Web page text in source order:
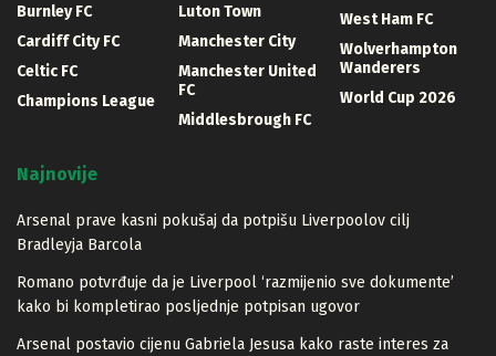
Burnley FC
Cardiff City FC
Celtic FC
Champions League
Luton Town
Manchester City
Manchester United
FC
Middlesbrough FC
West Ham FC
Wolverhampton
Wanderers
World Cup 2026
Najnovije
Arsenal prave kasni pokušaj da potpišu Liverpoolov cilj
Bradleyja Barcola
Romano potvrđuje da je Liverpool ‘razmijenio sve dokumente’
kako bi kompletirao posljednje potpisan ugovor
Arsenal postavio cijenu Gabriela Jesusa kako raste interes za